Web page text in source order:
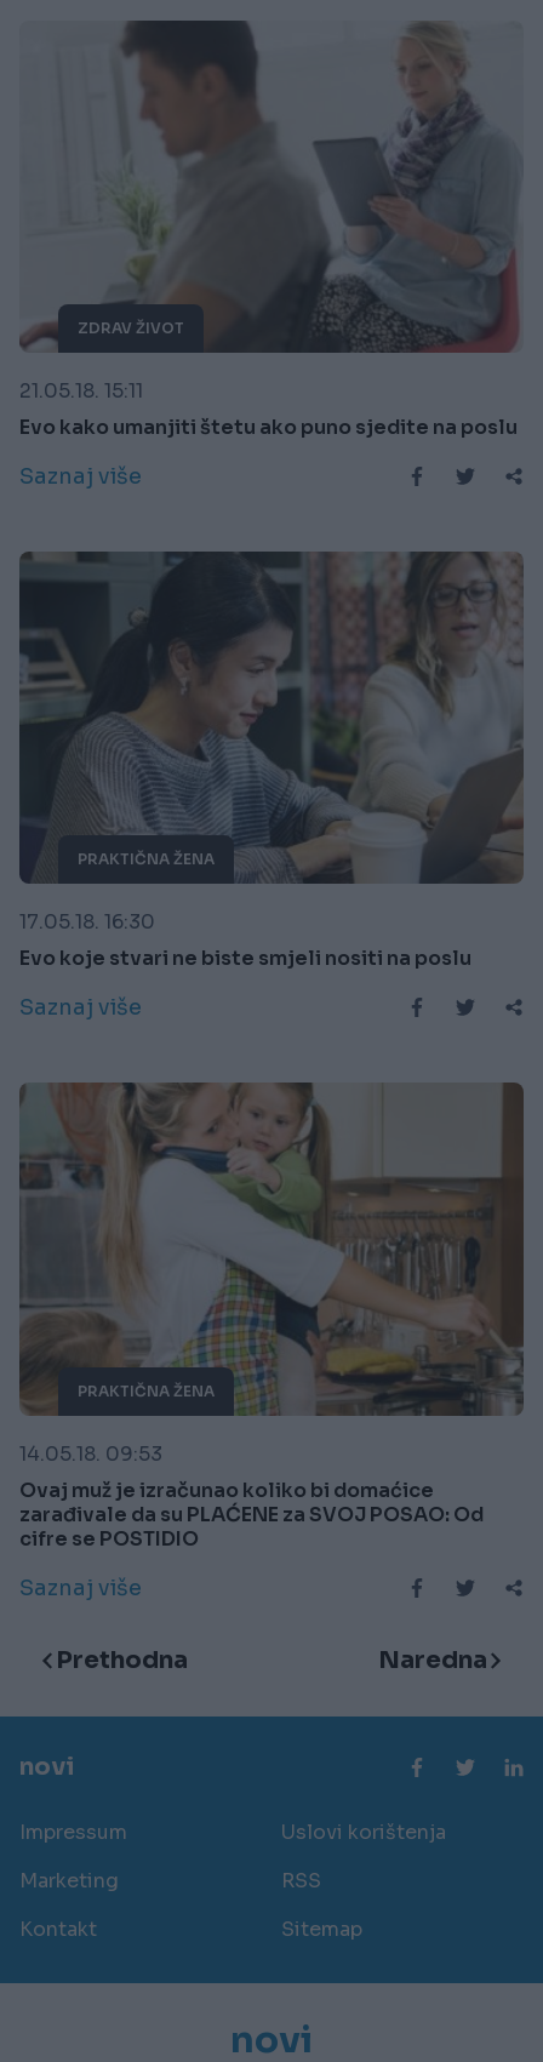
ZDRAV ŽIVOT
21.05.18. 15:11
Evo kako umanjiti štetu ako puno sjedite na poslu
Saznaj više
PRAKTIČNA ŽENA
17.05.18. 16:30
Evo koje stvari ne biste smjeli nositi na poslu
Saznaj više
PRAKTIČNA ŽENA
14.05.18. 09:53
Ovaj muž je izračunao koliko bi domaćice
zarađivale da su PLAĆENE za SVOJ POSAO: Od
cifre se POSTIDIO
Saznaj više
Prethodna Naredna
novi
Impressum
Uslovi korištenja
Marketing
RSS
Kontakt
Sitemap
novi